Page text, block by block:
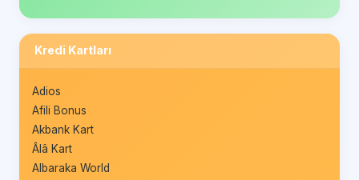
Kredi Kartları
Adios
Afili Bonus
Akbank Kart
Âlâ Kart
Albaraka World